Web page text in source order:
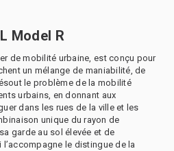
Model R
de mobilité urbaine, est conçu pour
un mélange de maniabilité, de
le problème de la mobilité
urbains, en donnant aux
dans les rues de la ville et les
unique du rayon de
garde au sol élevée et de
le distingue de la